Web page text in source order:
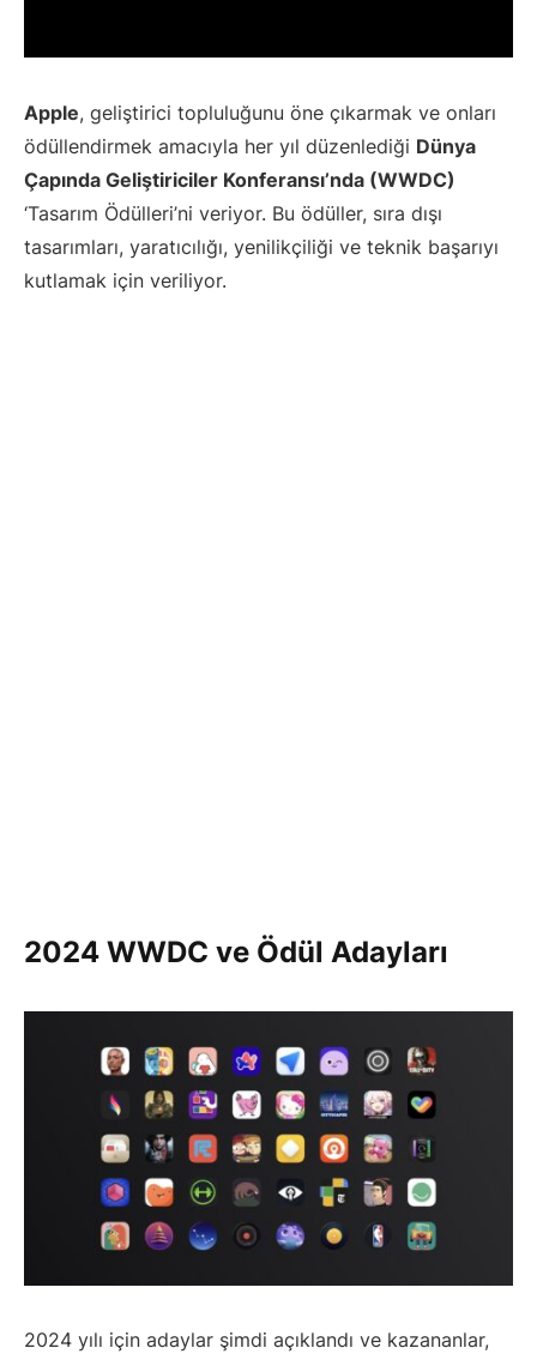
Apple, geliştirici topluluğunu öne çıkarmak ve onları
ödüllendirmek amacıyla her yıl düzenlediği Dünya
Çapında Geliştiriciler Konferansı’nda (WWDC)
‘Tasarım Ödülleri’ni veriyor. Bu ödüller, sıra dışı
tasarımları, yaratıcılığı, yenilikçiliği ve teknik başarıyı
kutlamak için veriliyor.
2024 WWDC ve Ödül Adayları
2024 yılı için adaylar şimdi açıklandı ve kazananlar,